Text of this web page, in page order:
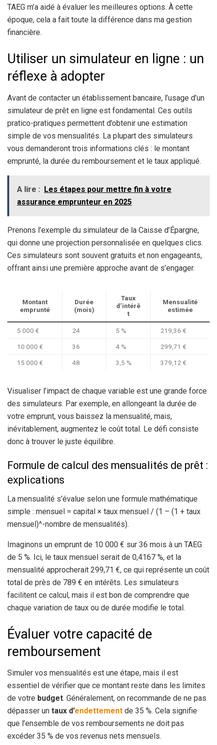
TAEG m’a aidé à évaluer les meilleures options. À cette
époque, cela a fait toute la différence dans ma gestion
financière.
Utiliser un simulateur en ligne : un
réflexe à adopter
Avant de contacter un établissement bancaire, l’usage d’un
simulateur de prêt en ligne est fondamental. Ces outils
pratico-pratiques permettent d’obtenir une estimation
simple de vos mensualités. La plupart des simulateurs
vous demanderont trois informations clés : le montant
emprunté, la durée du remboursement et le taux appliqué.
A lire : Les étapes pour mettre fin à votre
assurance emprunteur en 2025
Prenons l’exemple du simulateur de la Caisse d’Épargne,
qui donne une projection personnalisée en quelques clics.
Ces simulateurs sont souvent gratuits et non engageants,
offrant ainsi une première approche avant de s’engager.
Montant
emprunté
Durée
(mois)
Taux
d’intérê
t
Mensualité
estimée
5 000 € 24 5 % 219,36 €
10 000 € 36 4 % 299,71 €
15 000 € 48 3,5 % 379,12 €
Visualiser l’impact de chaque variable est une grande force
des simulateurs. Par exemple, en allongeant la durée de
votre emprunt, vous baissez la mensualité, mais,
inévitablement, augmentez le coût total. Le défi consiste
donc à trouver le juste équilibre.
Formule de calcul des mensualités de prêt :
explications
La mensualité s’évalue selon une formule mathématique
simple : mensuel = capital × taux mensuel / (1 – (1 + taux
mensuel)^-nombre de mensualités).
Imaginons un emprunt de 10 000 € sur 36 mois à un TAEG
de 5 %. Ici, le taux mensuel serait de 0,4167 %, et la
mensualité approcherait 299,71 €, ce qui représente un coût
total de près de 789 € en intérêts. Les simulateurs
facilitent ce calcul, mais il est bon de comprendre que
chaque variation de taux ou de durée modifie le total.
Évaluer votre capacité de
remboursement
Simuler vos mensualités est une étape, mais il est
essentiel de vérifier que ce montant reste dans les limites
de votre budget. Généralement, on recommande de ne pas
dépasser un taux d’endettement de 35 %. Cela signifie
que l’ensemble de vos remboursements ne doit pas
excéder 35 % de vos revenus nets mensuels.